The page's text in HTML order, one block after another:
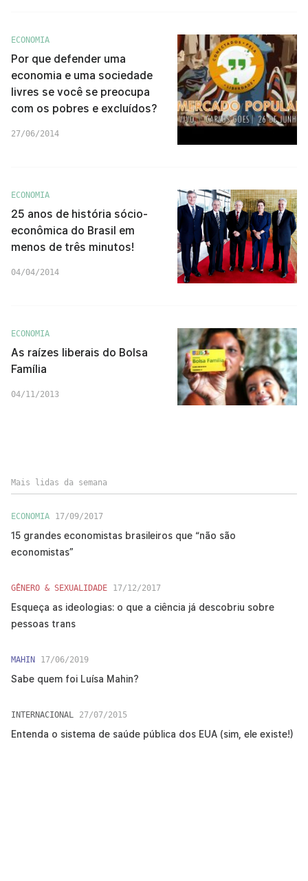
ECONOMIA
Por que defender uma
economia e uma sociedade
livres se você se preocupa
com os pobres e excluídos?
27/06/2014
ECONOMIA
25 anos de história sócio-
econômica do Brasil em
menos de três minutos!
04/04/2014
ECONOMIA
As raízes liberais do Bolsa
Família
04/11/2013
Mais lidas da semana
ECONOMIA 17/09/2017
15 grandes economistas brasileiros que “não são
economistas”
GÊNERO & SEXUALIDADE 17/12/2017
Esqueça as ideologias: o que a ciência já descobriu sobre
pessoas trans
MAHIN 17/06/2019
Sabe quem foi Luísa Mahin?
INTERNACIONAL 27/07/2015
Entenda o sistema de saúde pública dos EUA (sim, ele existe!)